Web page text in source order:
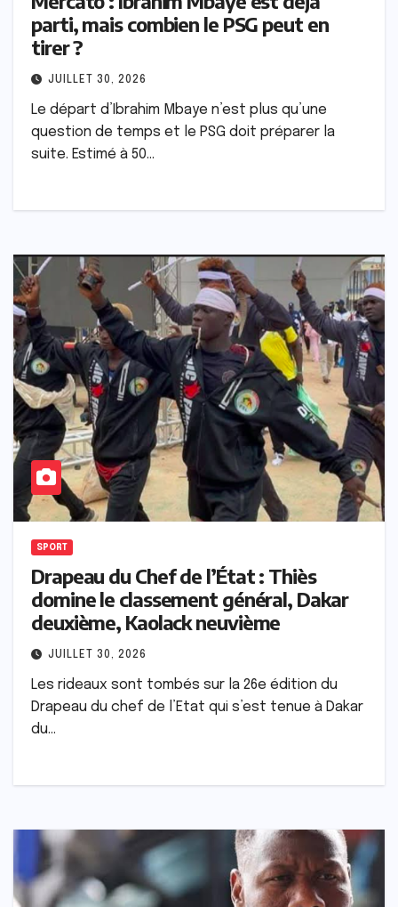
parti, mais combien le PSG peut en
tirer ?
JUILLET 30, 2026
Le départ d’Ibrahim Mbaye n’est plus qu’une
question de temps et le PSG doit préparer la
suite. Estimé à 50…
SPORT
Drapeau du Chef de l’État : Thiès
domine le classement général, Dakar
deuxième, Kaolack neuvième
JUILLET 30, 2026
Les rideaux sont tombés sur la 26e édition du
Drapeau du chef de l’Etat qui s’est tenue à Dakar
du…